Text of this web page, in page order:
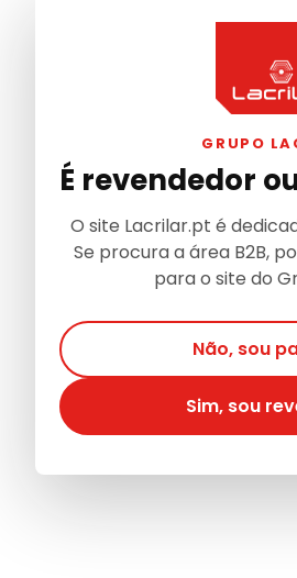
GRUPO
É revendedor
O site Lacrilar.pt é
Se procura a área B2B,
para o site do
Não, sou
Sim, sou